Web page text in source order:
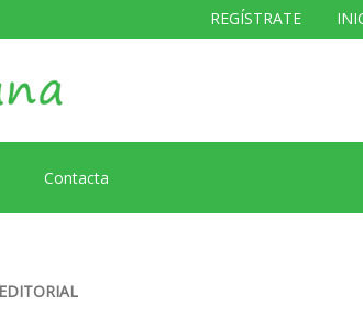
MENÚ
DEL
REGÍSTRATE
Contacta